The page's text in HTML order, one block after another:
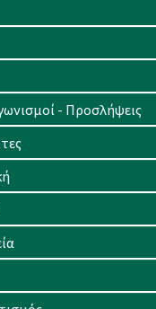
- Προσλήψεις